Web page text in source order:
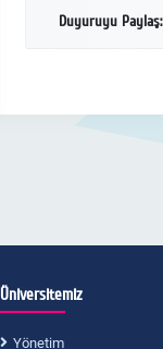
Duyuruyu Paylaş:
Üniversitemiz
Yönetim